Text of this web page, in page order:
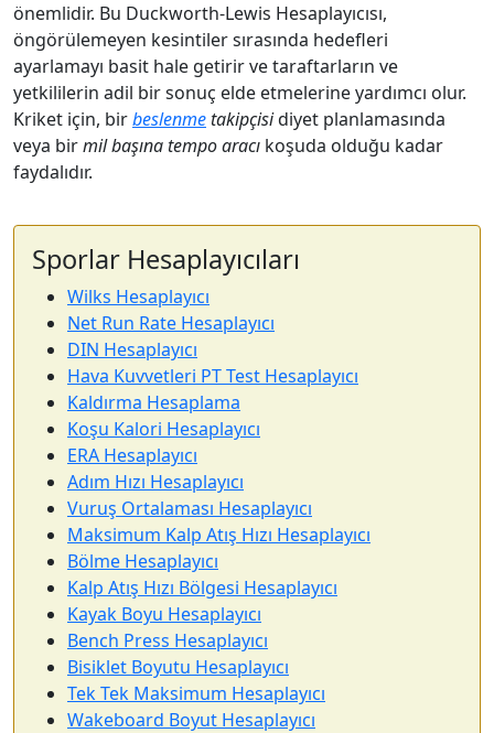
önemlidir. Bu Duckworth-Lewis Hesaplayıcısı,
öngörülemeyen kesintiler sırasında hedefleri
ayarlamayı basit hale getirir ve taraftarların ve
yetkililerin adil bir sonuç elde etmelerine yardımcı olur.
Kriket için, birbeslenmetakipçisidiyet planlamasında
veya birmil başına tempo aracı koşuda olduğu kadar
faydalıdır.
Sporlar Hesaplayıcıları
Wilks Hesaplayıcı
Net Run Rate Hesaplayıcı
DIN Hesaplayıcı
Hava Kuvvetleri PT Test Hesaplayıcı
Kaldırma Hesaplama
Koşu Kalori Hesaplayıcı
ERA Hesaplayıcı
Adım Hızı Hesaplayıcı
Vuruş Ortalaması Hesaplayıcı
Maksimum Kalp Atış Hızı Hesaplayıcı
Bölme Hesaplayıcı
Kalp Atış Hızı Bölgesi Hesaplayıcı
Kayak Boyu Hesaplayıcı
Bench Press Hesaplayıcı
Bisiklet Boyutu Hesaplayıcı
Tek Tek Maksimum Hesaplayıcı
Wakeboard Boyut Hesaplayıcı